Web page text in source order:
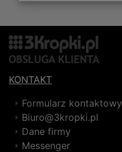
KONTAKT
Formularz kontaktowy
Biuro@3kropki.pl
Dane firmy
Messenger